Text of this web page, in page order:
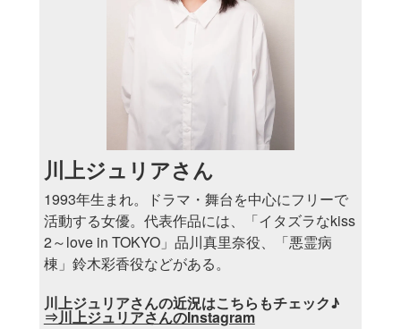
川上ジュリアさん
1993年生まれ。ドラマ・舞台を中心にフリーで
活動する女優。代表作品には、「イタズラなkiss
2～love in TOKYO」品川真里奈役、「悪霊病
棟」鈴木彩香役などがある。
川上ジュリアさんの近況はこちらもチェック♪
⇒川上ジュリアさんのInstagram